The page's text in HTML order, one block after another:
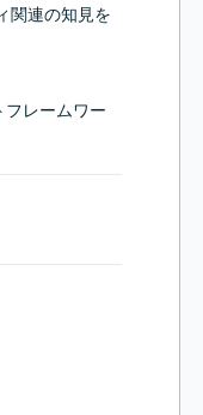
関連の知見を
レームワー